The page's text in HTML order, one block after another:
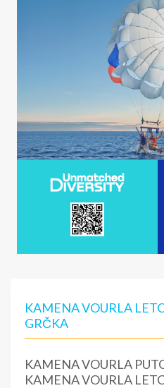
KAMENA VOURLA
GRČKA
KAMENA VOURLA
KAMENA VOURLA